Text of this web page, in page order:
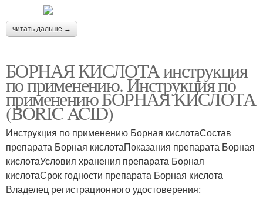
читать дальше →
БОРНАЯ КИСЛОТА инструкция
по применению. Инструкция по
применению БОРНАЯ КИСЛОТА
(BORIC ACID)
Инструкция по применению Борная кислотаСостав
препарата Борная кислотаПоказания препарата Борная
кислотаУсловия хранения препарата Борная
кислотаСрок годности препарата Борная кислота
Владелец регистрационного удостоверения: